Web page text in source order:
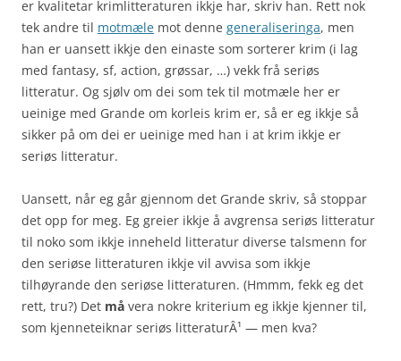
er kvalitetar krimlitteraturen ikkje har, skriv han. Rett nok
tek andre til motmæle mot denne generaliseringa, men
han er uansett ikkje den einaste som sorterer krim (i lag
med fantasy, sf, action, grøssar, …) vekk frå seriøs
litteratur. Og sjølv om dei som tek til motmæle her er
ueinige med Grande om korleis krim er, så er eg ikkje så
sikker på om dei er ueinige med han i at krim ikkje er
seriøs litteratur.
Uansett, når eg går gjennom det Grande skriv, så stoppar
det opp for meg. Eg greier ikkje å avgrensa seriøs litteratur
til noko som ikkje inneheld litteratur diverse talsmenn for
den seriøse litteraturen ikkje vil avvisa som ikkje
tilhøyrande den seriøse litteraturen. (Hmmm, fekk eg det
rett, tru?) Det må vera nokre kriterium eg ikkje kjenner til,
som kjenneteiknar seriøs litteraturÂ¹ — men kva?